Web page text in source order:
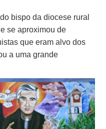
bispo da diocese rural
se aproximou de
que eram alvo dos
a uma grande